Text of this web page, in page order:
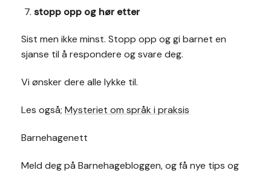
stopp opp og hør etter
Sist men ikke minst. Stopp opp og gi barnet en
sjanse til å respondere og svare deg.
Vi ønsker dere alle lykke til.
Les også; Mysteriet om språk i praksis
Barnehagenett
Meld deg på Barnehagebloggen, og få nye tips og